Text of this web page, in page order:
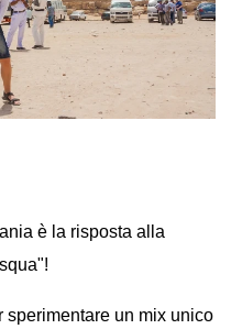
è la risposta alla
sperimentare un mix unico